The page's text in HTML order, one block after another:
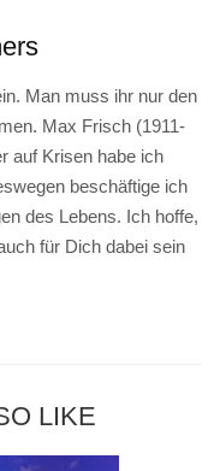
Man muss ihr nur den
Max Frisch (1911-
auf Krisen habe ich
beschäftige ich
des Lebens. Ich hoffe,
für Dich dabei sein
LIKE